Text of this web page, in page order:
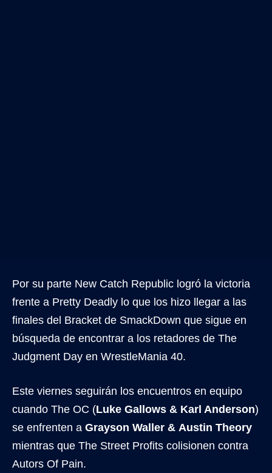
Por su parte New Catch Republic logró la victoria
frente a Pretty Deadly lo que los hizo llegar a las
finales del Bracket de SmackDown que sigue en
búsqueda de encontrar a los retadores de The
Judgment Day en WrestleMania 40.
Este viernes seguirán los encuentros en equipo
cuando The OC (Luke Gallows & Karl Anderson)
se enfrenten a Grayson Waller & Austin Theory
mientras que The Street Profits colisionen contra
Autors Of Pain.